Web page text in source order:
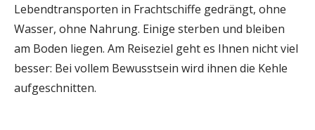
Lebendtransporten in Frachtschiffe gedrängt, ohne
Wasser, ohne Nahrung. Einige sterben und bleiben
am Boden liegen. Am Reiseziel geht es Ihnen nicht viel
besser: Bei vollem Bewusstsein wird ihnen die Kehle
aufgeschnitten.